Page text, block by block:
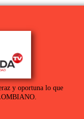
y oportuna lo que